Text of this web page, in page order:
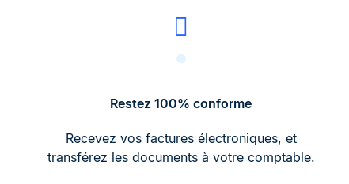
Restez 100% conforme
Recevez vos factures électroniques, et
transférez les documents à votre comptable.